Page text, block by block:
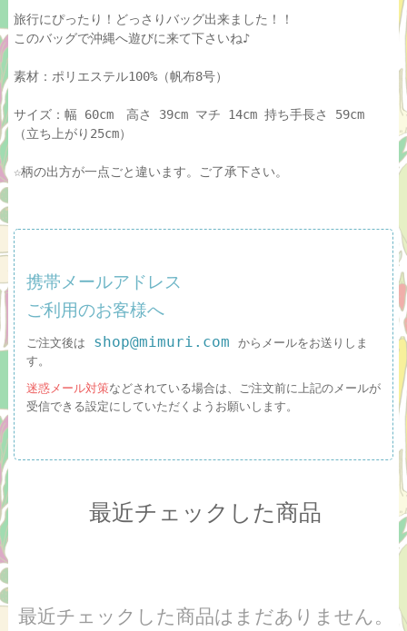
旅行にぴったり！どっさりバッグ出来ました！！
このバッグで沖縄へ遊びに来て下さいね♪
素材：ポリエステル100%（帆布8号）
サイズ：幅 60cm 高さ 39cm マチ 14cm 持ち手長さ 59cm
（立ち上がり25cm）
☆柄の出方が一点ごと違います。ご了承下さい。
携帯メールアドレス
ご利用のお客様へ
ご注文後は shop@mimuri.com
からメールをお送りしま
す。
迷惑メール対策などされている場合は、ご注文前に上記のメールが
受信できる設定にしていただくようお願いします。
最近チェックした商品
最近チェックした商品はまだありません。